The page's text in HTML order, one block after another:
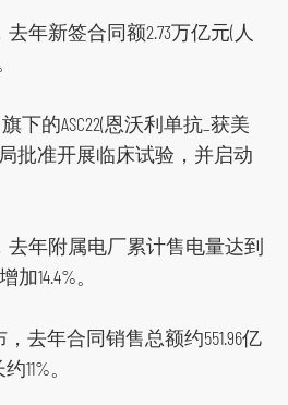
a
r
去年新签合同额2.73万亿元(人
下的ASC22(恩沃利单抗_获美
批准开展临床试验，并启动
去年附属电厂累计售电量达到
14.4%。
，去年合同销售总额约551.96亿
11%。